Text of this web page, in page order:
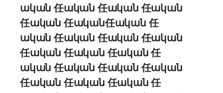
ական 任ական 任ական 任ական
任ական 任ական任ական 任
ական 任ական 任ական 任ական
任ական 任ական 任ական 任
ական 任ական 任ական 任ական
任ական 任ական 任ական 任